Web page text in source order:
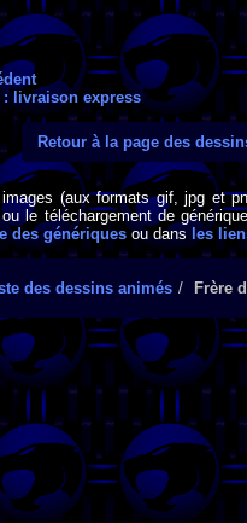
: livraison express
Retour à la page des
(aux formats gif, jpg et
le téléchargement de
des génériquesou dans les
des dessins animés Frère